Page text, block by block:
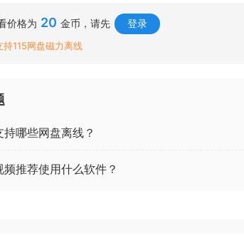
价格为 20 金币，请先 登录
持115网盘磁力离线
持哪些网盘离线？
频推荐使用什么软件？